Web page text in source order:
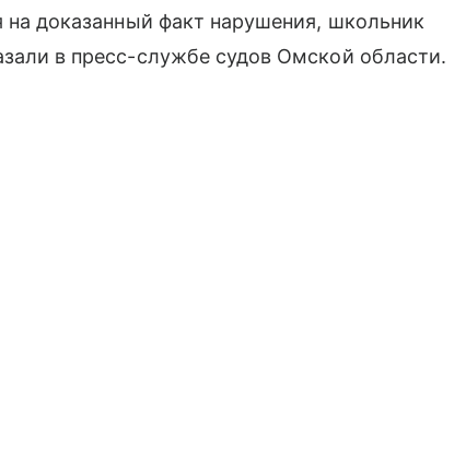
на доказанный факт нарушения, школьник
в пресс-службе судов Омской области.